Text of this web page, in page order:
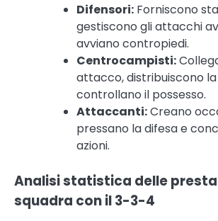
Difensori: Forniscono
gestiscono gli attacchi
avviano contropiedi.
Centrocampisti:
attacco, distribuiscono
controllano il possesso.
Attaccanti:Creano
pressano la difesa e
azioni.
Analisi statistica delle
squadra con il 3-3-4